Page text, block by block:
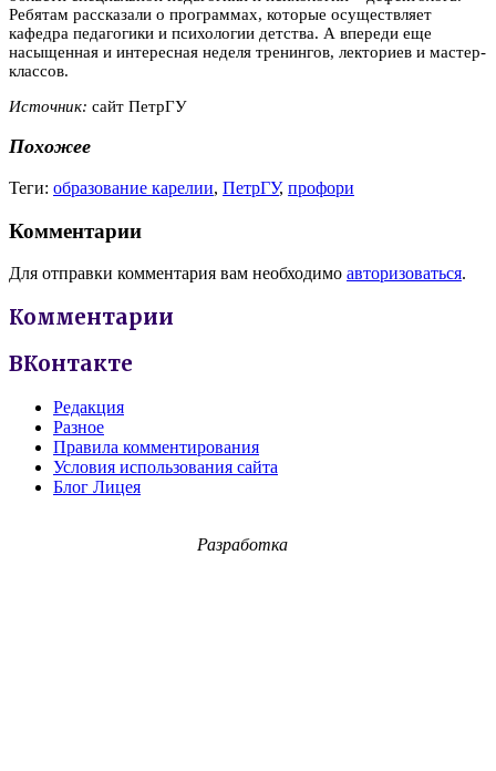
Ребятам рассказали о программах, которые осуществляет
кафедра педагогики и психологии детства. А впереди еще
насыщенная и интересная неделя тренингов, лекториев и мастер-
классов.
Источник: сайт ПетрГУ
Похожее
Теги: образование карелии, ПетрГУ, профори
Комментарии
Для отправки комментария вам необходимо авторизоваться.
Комментарии
ВКонтакте
Редакция
Разное
Правила комментирования
Условия использования сайта
Блог Лицея
Разработка